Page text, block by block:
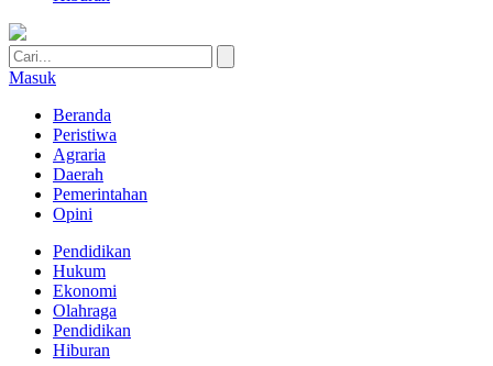
Masuk
Beranda
Peristiwa
Agraria
Daerah
Pemerintahan
Opini
Pendidikan
Hukum
Ekonomi
Olahraga
Pendidikan
Hiburan